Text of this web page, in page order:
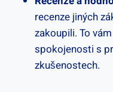
recenze‍ jiných
zakoupili. To
spokojenosti s
zkušenostech.